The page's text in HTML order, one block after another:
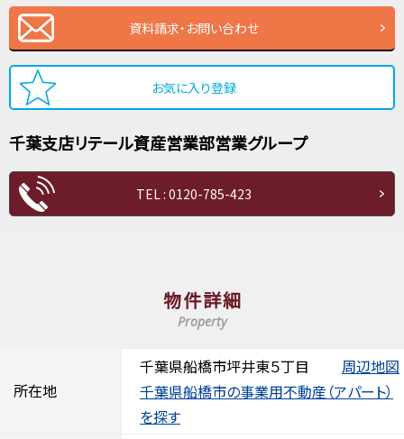
資料請求・お問い合わせ
お気に入り登録
千葉支店リテール資産営業部営業グループ
TEL : 0120-785-423
物件詳細
Property
所在地
千葉県船橋市坪井東５丁目
周辺地図
千葉県船橋市の事業用不動産（アパート）
を探す